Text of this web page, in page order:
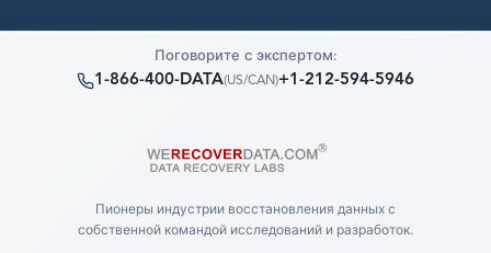
Поговорите с экспертом:
1-866-400-DATA(US/CAN)+1-212-594-5946
Пионеры индустрии восстановления данных с
собственной командой исследований и разработок.